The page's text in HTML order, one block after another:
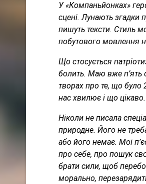
У «Компаньйонках»
сцені. Лунають згадки
пишуть тексти. Стиль
побутового мовлення
Що стосується
болить. Маю вже п’ять
творах про те, що було
нас хвилює і що цікаво.
Ніколи не писала
природне. Його не
або його немає. Мої
про себе, про пошук
брати сили, щоб
морально,